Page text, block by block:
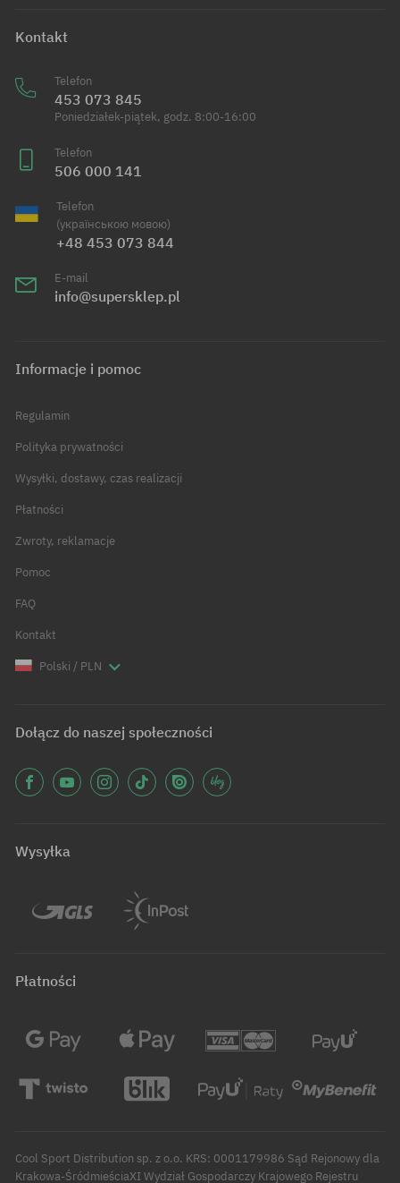
Kontakt
Telefon
453 073 845
Poniedziałek-piątek, godz. 8:00-16:00
Telefon
506 000 141
Telefon
(українською мовою)
+48 453 073 844
E-mail
info@supersklep.pl
Informacje i pomoc
Regulamin
Polityka prywatności
Wysyłki, dostawy, czas realizacji
Płatności
Zwroty, reklamacje
Pomoc
FAQ
Kontakt
Polski / PLN
Dołącz do naszej społeczności
Wysyłka
Płatności
Cool Sport Distribution sp. z o.o. KRS: 0001179986 Sąd Rejonowy dla
Krakowa-ŚródmieściaXI Wydział Gospodarczy Krajowego Rejestru